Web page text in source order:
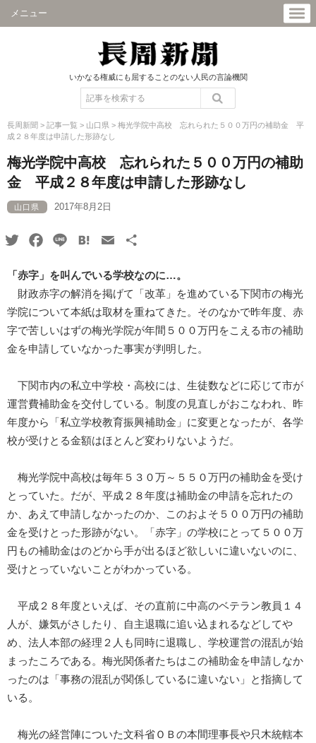
メニュー
いかなる権威にも屈することのない人民の言論機関
長周新聞 > 記事一覧 > 山口県 > 梅光学院中高校 忘れられた５００万円の補助金 平
成２８年度は申請した形跡なし
梅光学院中高校 忘れられた５００万円の補助
金 平成２８年度は申請した形跡なし
山口県 2017年8月2日
TwitterFacebook
Line HatenaEmail
「赤字」を叫んでいる学校なのに…。
財政赤字の解消を掲げて「改革」を進めている下関市の梅光
学院について本紙は取材を重ねてきた。そのなかで昨年度、赤
字で苦しいはずの梅光学院が年間５００万円をこえる市の補助
金を申請していなかった事実が判明した。
下関市内の私立中学校・高校には、生徒数などに応じて市が
運営費補助金を交付している。制度の見直しがおこなわれ、昨
年度から「私立学校教育振興補助金」に変更となったが、各学
校が受けとる金額はほとんど変わりないようだ。
梅光学院中高校は毎年５３０万～５５０万円の補助金を受け
とっていた。だが、平成２８年度は補助金の申請を忘れたの
か、あえて申請しなかったのか、このおよそ５００万円の補助
金を受けとった形跡がない。「赤字」の学校にとって５００万
円もの補助金はのどから手が出るほど欲しいに違いないのに、
受けとっていないことがわかっている。
平成２８年度といえば、その直前に中高のベテラン教員１４
人が、嫌気がさしたり、自主退職に追い込まれるなどしてや
め、法人本部の経理２人も同時に退職し、学校運営の混乱が始
まったころである。梅光関係者たちはこの補助金を申請しなか
ったのは「事務の混乱が関係しているに違いない」と指摘して
いる。
梅光の経営陣についた文科省ＯＢの本間理事長や只木統轄本